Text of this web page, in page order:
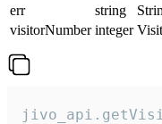
err
string
visitorNumber integer